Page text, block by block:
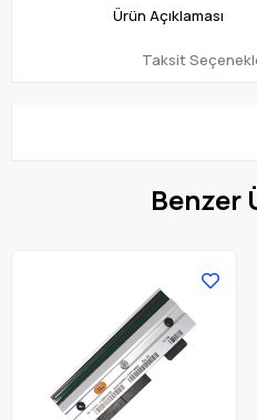
Ürün Açıklaması
Taksit
Benzer